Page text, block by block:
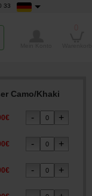
33
Camo/Khaki
€
€
€